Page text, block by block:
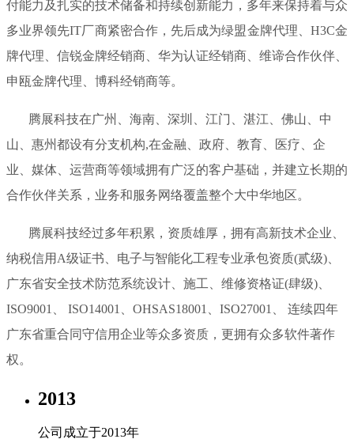
付能力及扎实的技术储备和持续创新能力，多年来保持着与众
多业界领先IT厂商紧密合作，先后成为绿盟金牌代理、H3C金
牌代理、信锐金牌经销商、华为认证经销商、维谛合作伙伴、
申瓯金牌代理、博科经销商等。
腾展科技在广州、海南、深圳、江门、湛江、佛山、中
山、惠州都设有分支机构,在金融、政府、教育、医疗、企
业、媒体、运营商等领域拥有广泛的客户基础，并建立长期的
合作伙伴关系，业务和服务网络覆盖整个大中华地区。
腾展科技经过多年积累，资质雄厚，拥有高新技术企业、
纳税信用A级证书、电子与智能化工程专业承包资质(贰级)、
广东省安全技术防范系统设计、施工、维修资格证(肆级)、
ISO9001、 ISO14001、OHSAS18001、ISO27001、 连续四年
广东省重合同守信用企业等众多资质，更拥有众多软件著作
权。
2013
公司成立于2013年